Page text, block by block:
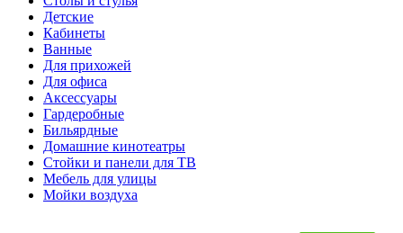
Детские
Кабинеты
Ванные
Для прихожей
Для офиса
Аксессуары
Гардеробные
Бильярдные
Домашние кинотеатры
Стойки и панели для ТВ
Мебель для улицы
Мойки воздуха